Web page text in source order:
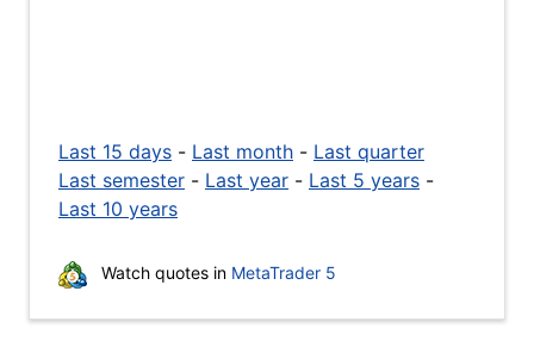
Last 15 days - Last month - Last quarter
Last semester - Last year - Last 5 years -
Last 10 years
Watch quotes in MetaTrader 5